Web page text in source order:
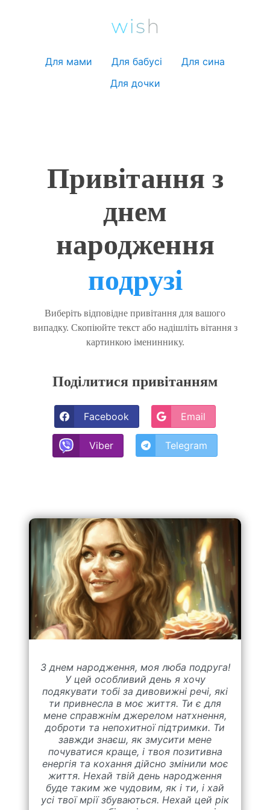
Для мами Для бабусі
Для сина
Для дочки
Привітання з
днем
народження
подрузі
Виберіть відповідне привітання для вашого
випадку. Скопіюйте текст або надішліть вітання з
картинкою імениннику.
Поділитися привітанням
Facebook Email
Viber Telegram
З днем народження, моя люба подруга!
У цей особливий день я хочу
подякувати тобі за дивовижні речі, які
ти привнесла в моє життя. Ти є для
мене справжнім джерелом натхнення,
доброти та непохитної підтримки. Ти
завжди знаєш, як змусити мене
почуватися краще, і твоя позитивна
енергія та кохання дійсно змінили моє
життя. Нехай твій день народження
буде таким же чудовим, як і ти, і хай
усі твої мрії збуваються. Нехай цей рік